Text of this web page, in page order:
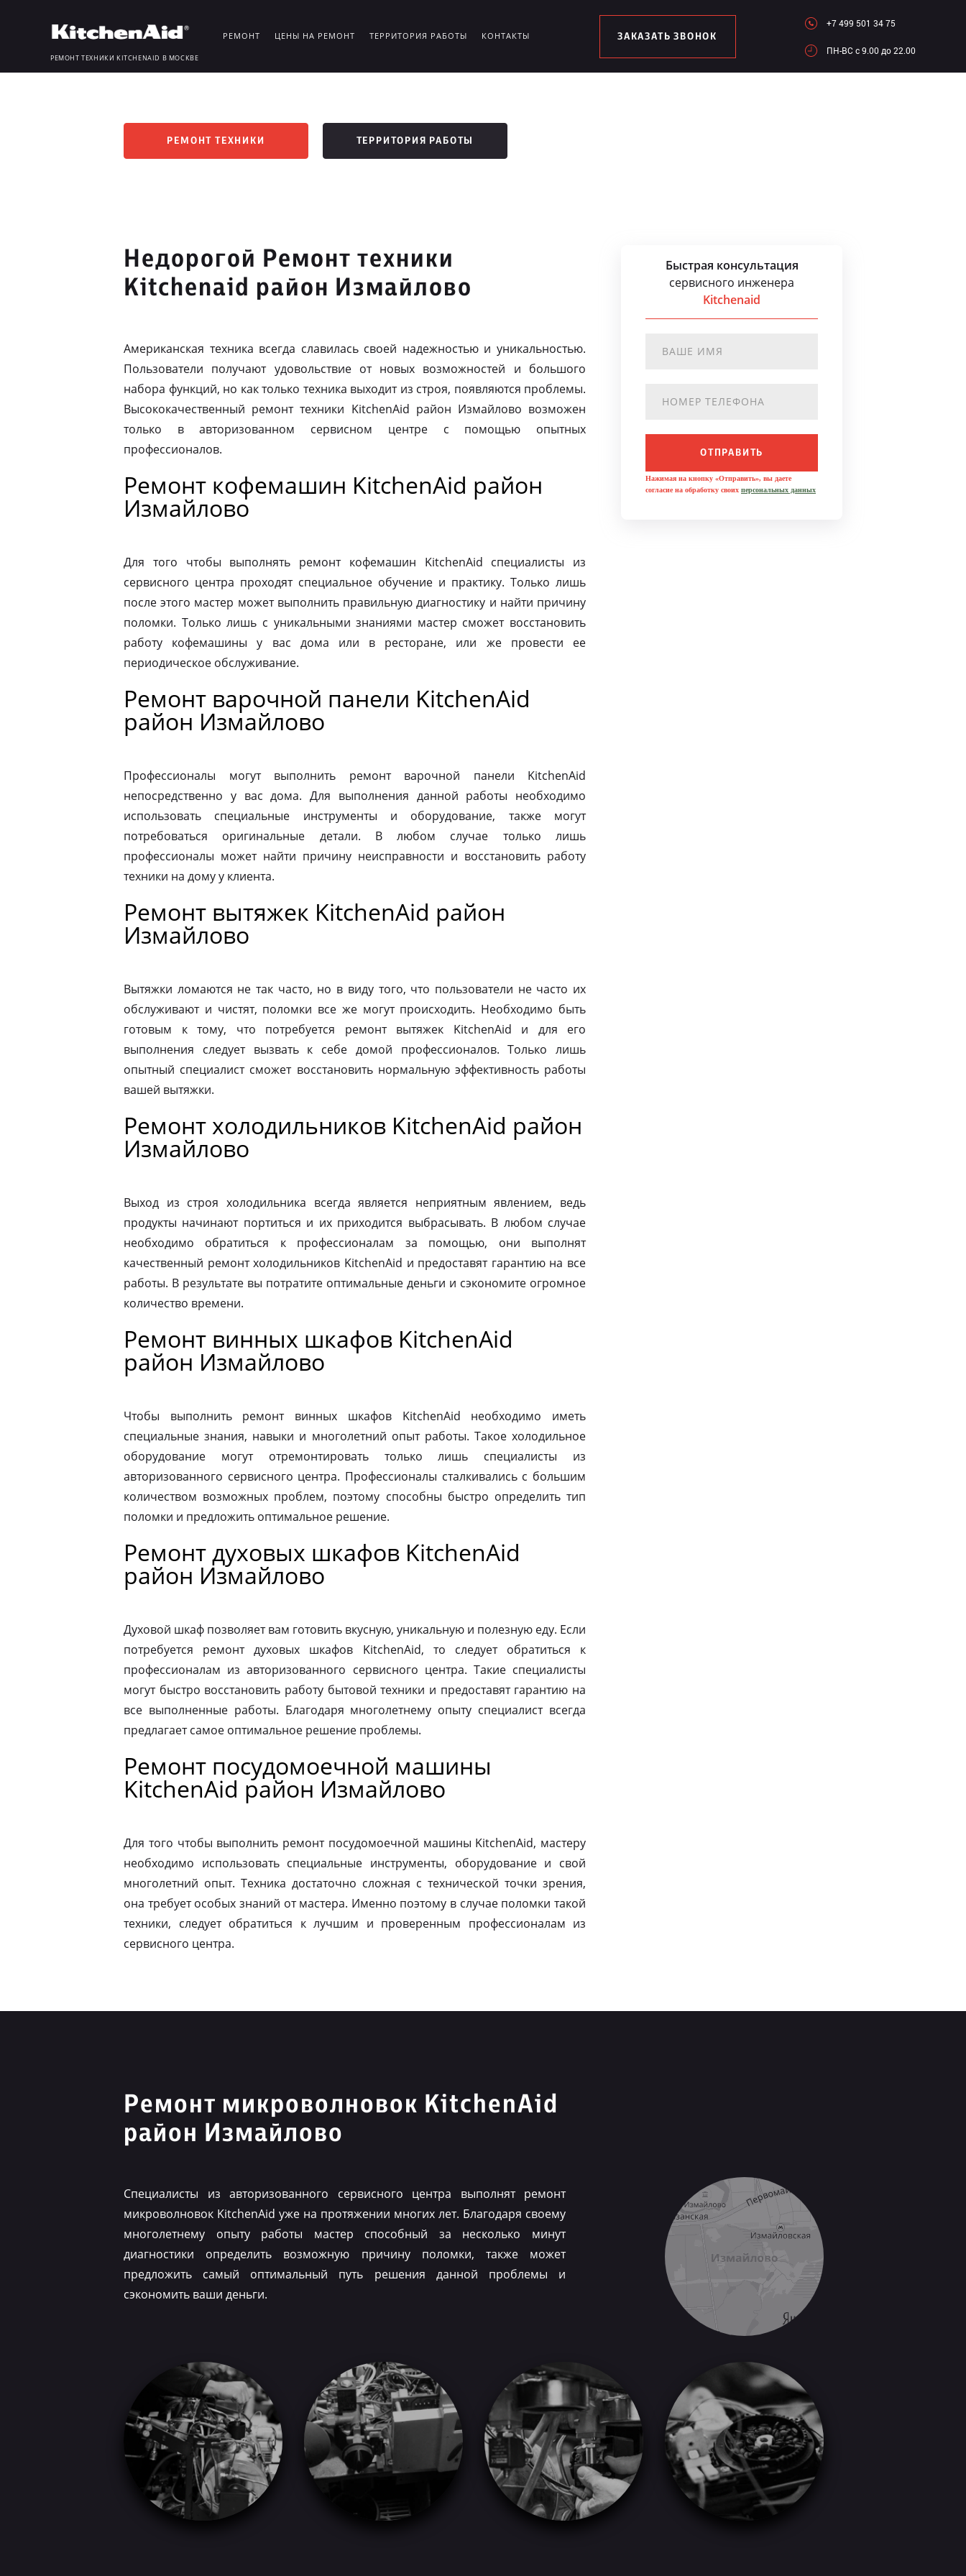
РЕМОНТ ТЕХНИКИ KITCHENAID В МОСКВЕ
РЕМОНТ ЦЕНЫ НА РЕМОНТ ТЕРРИТОРИЯ РАБОТЫ КОНТАКТЫ ЗАКАЗАТЬ ЗВОНОК
+7 499 501 34 75
ПН-ВC c 9.00 до 22.00
РЕМОНТ ТЕХНИКИ ТЕРРИТОРИЯ РАБОТЫ
Недорогой Ремонт техники
Kitchenaid район Измайлово
Американская техника всегда славилась своей надежностью и уникальностью.
Пользователи получают удовольствие от новых возможностей и большого
набора функций, но как только техника выходит из строя, появляются проблемы.
Высококачественный ремонт техники KitchenAid район Измайлово возможен
только в авторизованном сервисном центре с помощью опытных
профессионалов.
Ремонт кофемашин KitchenAid район
Измайлово
Для того чтобы выполнять ремонт кофемашин KitchenAid специалисты из
сервисного центра проходят специальное обучение и практику. Только лишь
после этого мастер может выполнить правильную диагностику и найти причину
поломки. Только лишь с уникальными знаниями мастер сможет восстановить
работу кофемашины у вас дома или в ресторане, или же провести ее
периодическое обслуживание.
Ремонт варочной панели KitchenAid
район Измайлово
Профессионалы могут выполнить ремонт варочной панели KitchenAid
непосредственно у вас дома. Для выполнения данной работы необходимо
использовать специальные инструменты и оборудование, также могут
потребоваться оригинальные детали. В любом случае только лишь
профессионалы может найти причину неисправности и восстановить работу
техники на дому у клиента.
Ремонт вытяжек KitchenAid район
Измайлово
Вытяжки ломаются не так часто, но в виду того, что пользователи не часто их
обслуживают и чистят, поломки все же могут происходить. Необходимо быть
готовым к тому, что потребуется ремонт вытяжек KitchenAid и для его
выполнения следует вызвать к себе домой профессионалов. Только лишь
опытный специалист сможет восстановить нормальную эффективность работы
вашей вытяжки.
Ремонт холодильников KitchenAid район
Измайлово
Выход из строя холодильника всегда является неприятным явлением, ведь
продукты начинают портиться и их приходится выбрасывать. В любом случае
необходимо обратиться к профессионалам за помощью, они выполнят
качественный ремонт холодильников KitchenAid и предоставят гарантию на все
работы. В результате вы потратите оптимальные деньги и сэкономите огромное
количество времени.
Ремонт винных шкафов KitchenAid
район Измайлово
Чтобы выполнить ремонт винных шкафов KitchenAid необходимо иметь
специальные знания, навыки и многолетний опыт работы. Такое холодильное
оборудование могут отремонтировать только лишь специалисты из
авторизованного сервисного центра. Профессионалы сталкивались с большим
количеством возможных проблем, поэтому способны быстро определить тип
поломки и предложить оптимальное решение.
Ремонт духовых шкафов KitchenAid
район Измайлово
Духовой шкаф позволяет вам готовить вкусную, уникальную и полезную еду. Если
потребуется ремонт духовых шкафов KitchenAid, то следует обратиться к
профессионалам из авторизованного сервисного центра. Такие специалисты
могут быстро восстановить работу бытовой техники и предоставят гарантию на
все выполненные работы. Благодаря многолетнему опыту специалист всегда
предлагает самое оптимальное решение проблемы.
Ремонт посудомоечной машины
KitchenAid район Измайлово
Для того чтобы выполнить ремонт посудомоечной машины KitchenAid, мастеру
необходимо использовать специальные инструменты, оборудование и свой
многолетний опыт. Техника достаточно сложная с технической точки зрения,
она требует особых знаний от мастера. Именно поэтому в случае поломки такой
техники, следует обратиться к лучшим и проверенным профессионалам из
сервисного центра.
Быстрая консультация
сервисного инженера
Kitchenaid
ОТПРАВИТЬ
Нажимая на кнопку «Отправить», вы даете
согласие на обработку своих персональных данных
Ремонт микроволновок KitchenAid
район Измайлово
Специалисты из авторизованного сервисного центра выполнят ремонт
микроволновок KitchenAid уже на протяжении многих лет. Благодаря своему
многолетнему опыту работы мастер способный за несколько минут
диагностики определить возможную причину поломки, также может
предложить самый оптимальный путь решения данной проблемы и
сэкономить ваши деньги.